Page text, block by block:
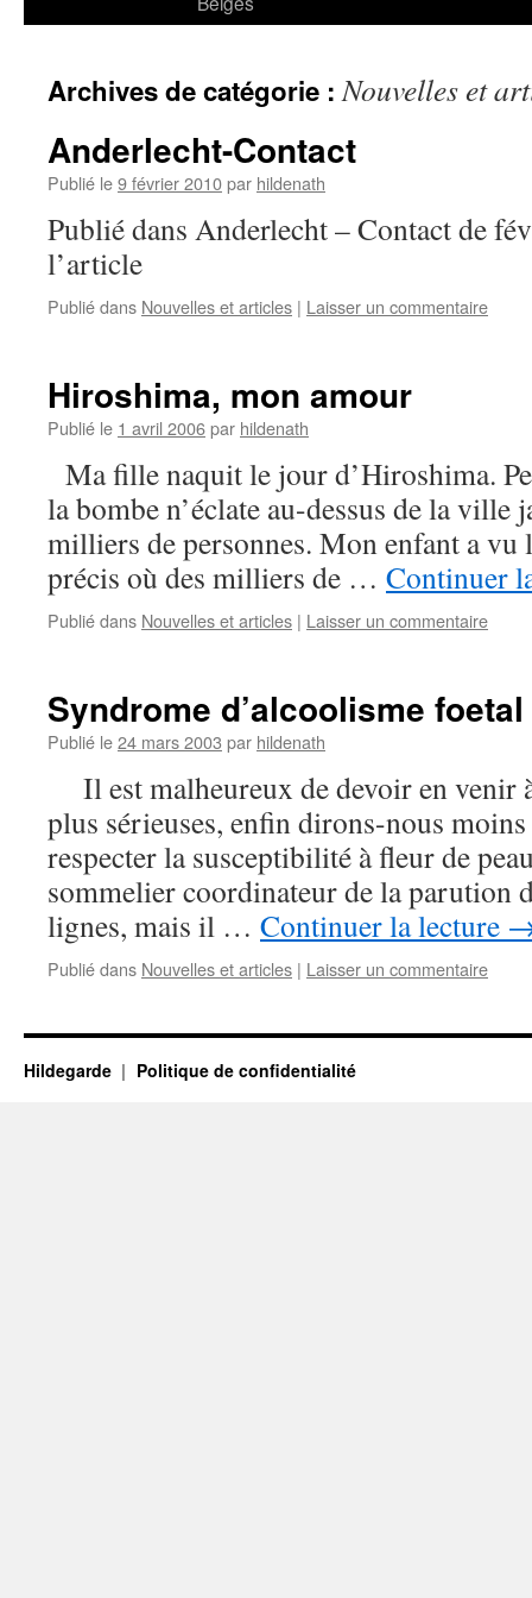
Archives de catégorie :Nouvelles et
Anderlecht-Contact
Publié le9 février 2010par hildenath
Publié dans Anderlecht – Contact de
l’article
Publié dans Nouvelles et articles | Laisser un commentaire
Hiroshima, mon amour
Publié le 1 avril 2006par hildenath
Ma fille naquit le jour d’Hiroshima.
la bombe n’éclate au-dessus de la ville
milliers de personnes. Mon enfant a vu
précis où des milliers de … Continuer
Publié dans Nouvelles et articles | Laisser un commentaire
Syndrome d’alcoolisme foetal
Publié le24 mars 2003 par hildenath
Il est malheureux de devoir en venir
plus sérieuses, enfin dirons-nous
respecter la susceptibilité à fleur de
sommelier coordinateur de la parution
lignes, mais il … Continuer la lecture
Publié dans Nouvelles et articles | Laisser un commentaire
Hildegarde Politique de confidentialité